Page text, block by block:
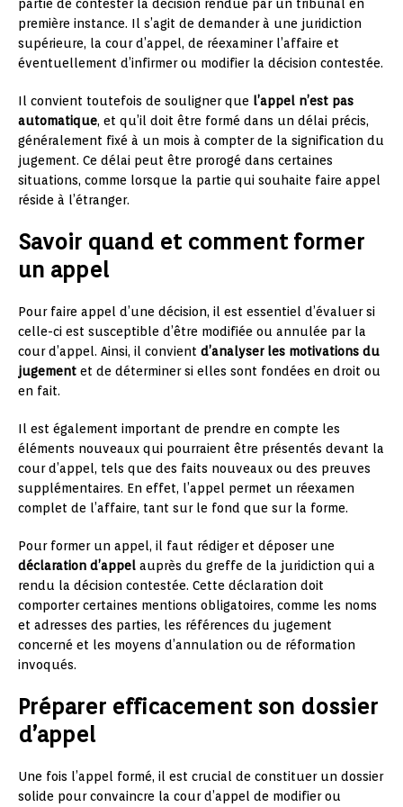
partie de contester la décision rendue par un tribunal en
première instance. Il s’agit de demander à une juridiction
supérieure, la cour d’appel, de réexaminer l’affaire et
éventuellement d’infirmer ou modifier la décision contestée.
Il convient toutefois de souligner que l’appel n’est pas
automatique, et qu’il doit être formé dans un délai précis,
généralement fixé à un mois à compter de la signification du
jugement. Ce délai peut être prorogé dans certaines
situations, comme lorsque la partie qui souhaite faire appel
réside à l’étranger.
Savoir quand et comment former
un appel
Pour faire appel d’une décision, il est essentiel d’évaluer si
celle-ci est susceptible d’être modifiée ou annulée par la
cour d’appel. Ainsi, il convient d’analyser les motivations du
jugement et de déterminer si elles sont fondées en droit ou
en fait.
Il est également important de prendre en compte les
éléments nouveaux qui pourraient être présentés devant la
cour d’appel, tels que des faits nouveaux ou des preuves
supplémentaires. En effet, l’appel permet un réexamen
complet de l’affaire, tant sur le fond que sur la forme.
Pour former un appel, il faut rédiger et déposer une
déclaration d’appel auprès du greffe de la juridiction qui a
rendu la décision contestée. Cette déclaration doit
comporter certaines mentions obligatoires, comme les noms
et adresses des parties, les références du jugement
concerné et les moyens d’annulation ou de réformation
invoqués.
Préparer efficacement son dossier
d’appel
Une fois l’appel formé, il est crucial de constituer un dossier
solide pour convaincre la cour d’appel de modifier ou